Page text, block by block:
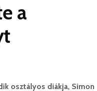
a
osztályos diákja, Simon